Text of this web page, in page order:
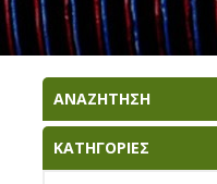
ΑΝΑΖΗΤΗΣΗ
ΚΑΤΗΓΟΡΙΕΣ